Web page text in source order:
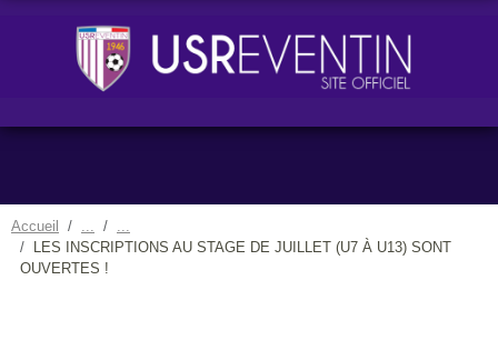
Accueil
LES INSCRIPTIONS AU STAGE DE JUILLET (U7 À U13) SONT
OUVERTES !